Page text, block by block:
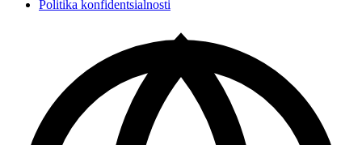
Politika konfidentsialnosti